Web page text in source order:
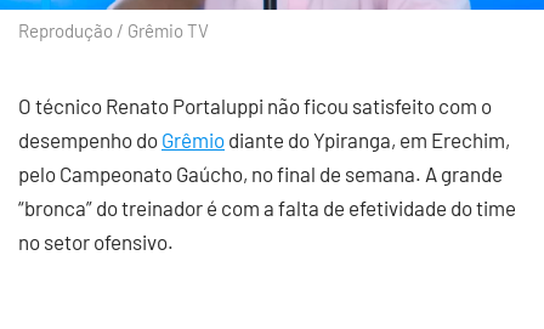
Reprodução / Grêmio TV
O técnico Renato Portaluppi não ficou satisfeito com o
desempenho do Grêmio diante do Ypiranga, em Erechim,
pelo Campeonato Gaúcho, no final de semana. A grande
“bronca” do treinador é com a falta de efetividade do time
no setor ofensivo.